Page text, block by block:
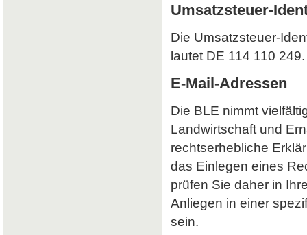
Umsatzsteuer-
Die Umsatzsteuer-
lautet DE 114 110 249.
E-Mail-Adressen
Die BLE nimmt
Landwirtschaft und
rechtserhebliche
das Einlegen eines
prüfen Sie daher in
Anliegen in einer
sein.